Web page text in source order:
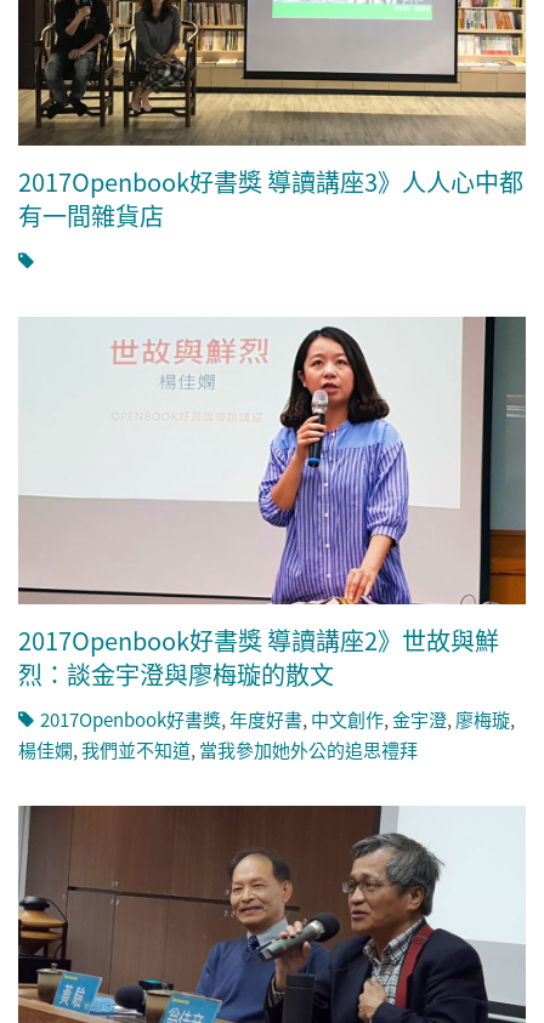
2017Openbook好書獎 導讀講座3》人人心中都
有一間雜貨店
2017Openbook好書獎 導讀講座2》世故與鮮
烈：談金宇澄與廖梅璇的散文
2017Openbook好書獎,年度好書, 中文創作,金宇澄, 廖梅璇,
楊佳嫻,我們並不知道, 當我參加她外公的追思禮拜